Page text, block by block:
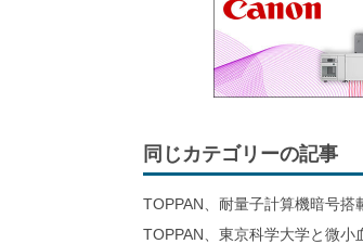
同じカテゴリーの記事
TOPPAN、耐量子計算機暗号
TOPPAN、東京科学大学と微